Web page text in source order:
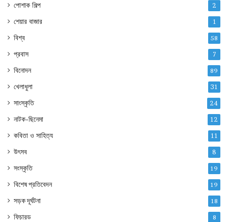
পোশাক শিল্প 2
শেয়ার বাজার 1
বিশ্ব 58
প্রবাস 7
বিনোদন 89
খেলাধুলা 31
সাংস্কৃতি 24
নাটক-ছিনেমা 12
কবিতা ও সাহিত্য 11
উৎসব 8
সংস্কৃতি 19
বিশেষ প্রতিবেদন 19
সড়ক দূর্ঘটনা 18
ফিচারড 8